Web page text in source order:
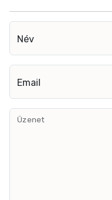
Név
Email
Üzenet